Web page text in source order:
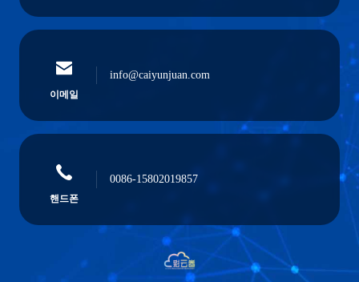
이메일
info@caiyunjuan.com
핸드폰
0086-15802019857